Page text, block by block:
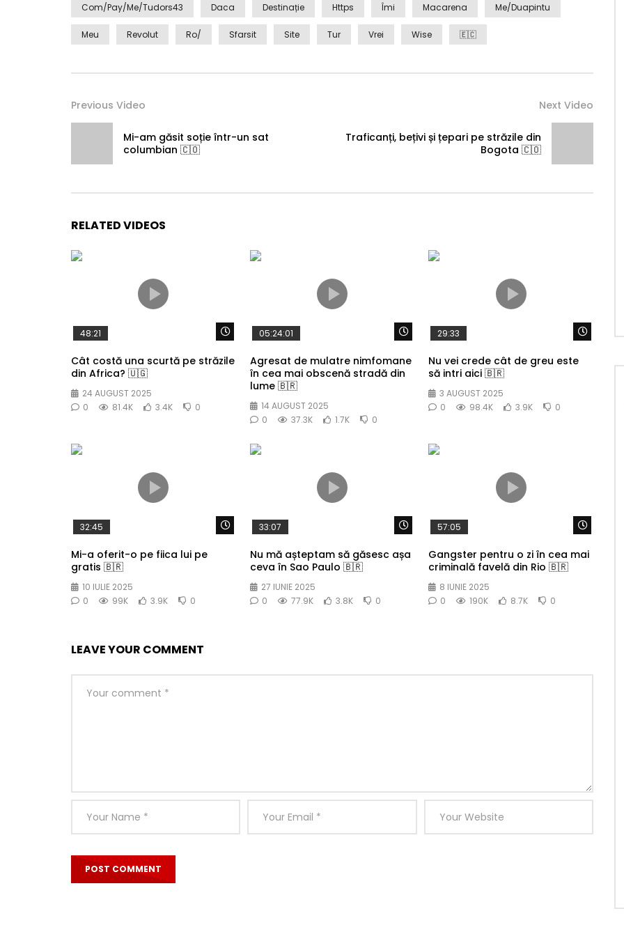
Com/pay/me/tudors43 Daca Destinație Https Îmi Macarena Me/duapintu
Meu Revolut Ro/ Sfarsit Site Tur Vrei Wise 🇪🇨
Previous Video
Mi-am găsit soție într-un sat
columbian 🇨🇴
Next Video
Traficanți, bețivi și țepari pe străzile din
Bogota 🇨🇴
RELATED VIDEOS
Watch Later
48:21
Cât costă una scurtă pe străzile
din Africa? 🇺🇬
24 AUGUST 2025
0
81.4K 3.4K 0
Watch Later
05:24:01
Agresat de mulatre nimfomane
în cea mai obscenă stradă din
lume 🇧🇷
14 AUGUST 2025
0
37.3K 1.7K 0
29:33
Nu vei crede cât de greu este
să intri aici 🇧🇷
3 AUGUST 2025
0
98.4K 3.9K 0
Watch Later
32:45
Mi-a oferit-o pe fiica lui pe
gratis 🇧🇷
10 IULIE 2025
0
99K 3.9K 0
Watch Later
33:07
Nu mă așteptam să găsesc așa
ceva în Sao Paulo 🇧🇷
27 IUNIE 2025
0
77.9K 3.8K 0
57:05
Gangster pentru o zi în cea mai
criminală favelă din Rio 🇧🇷
8 IUNIE 2025
0
190K 8.7K 0
LEAVE YOUR COMMENT